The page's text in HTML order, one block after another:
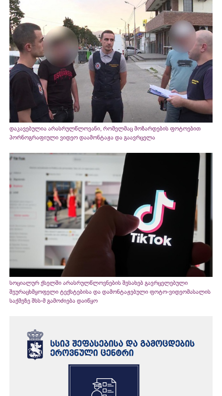
დაკავებულია არასრულწლოვანი, რომელმაც მოზარდების ფოტოებით
პორნოგრაფიული ვიდეო დაამონტაჟა და გაავრცელა
სოციალურ ქსელში არასრულწლოვნების შესახებ გავრცელებული
შეურაცხმყოფელი ტექსტებისა და დამონტაჟებული ფოტო-ვიდეომასალის
საქმეზე შსს-მ გამოძიება დაიწყო